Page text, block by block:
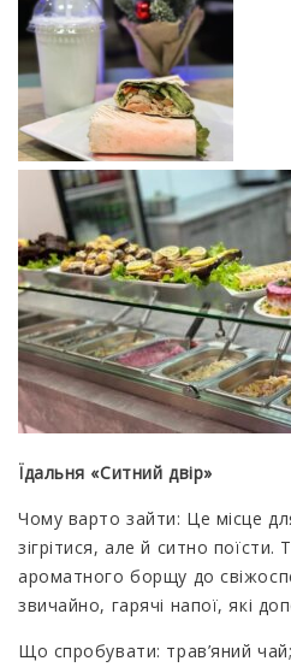
Їдальня «Ситний двір»
Чому варто зайти: Це місце
зігрітися, але й ситно поїсти.
ароматного борщу до
звичайно, гарячі напої, які
Що спробувати: трав’яний